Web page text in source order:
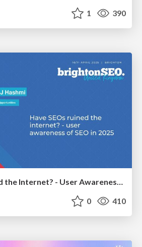
1 390
Have SEOs Ruined the Internet? - User Awareness of SEO in 2025
0 410